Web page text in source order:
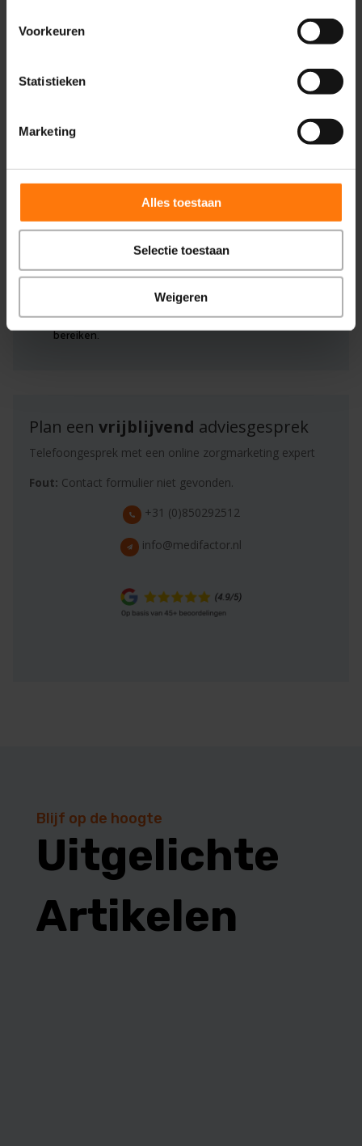
Voorkeuren
Statistieken
Marketing
Alles toestaan
Selectie toestaan
Weigeren
Wie is Medifactor
koers willen varen.
Of het nu gaat om groei voor jouw praktijk, cliënten
aantrekken die bij jouw specialisme passen, het
effectiever helpen van bestaande cliënten.
Medifactor helpt jou stapsgewijs deze doelen te
bereiken.
Plan een vrijblijvend adviesgesprek
Telefoongesprek met een online zorgmarketing expert
Fout: Contact formulier niet gevonden.
+31 (0)850292512
info@medifactor.nl
Blijf op de hoogte
Uitgelichte
Artikelen